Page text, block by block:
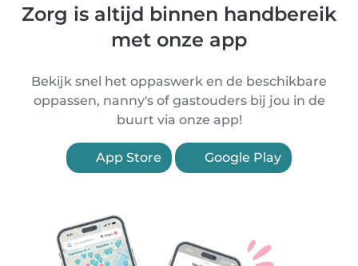
Zorg is altijd binnen handbereik
met onze app
Bekijk snel het oppaswerk en de beschikbare
oppassen, nanny's of gastouders bij jou in de
buurt via onze app!
App Store Google Play